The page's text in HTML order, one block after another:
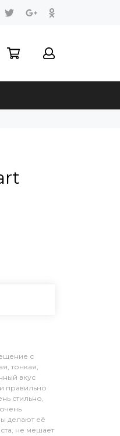
с
тонкая,
вкус
правильно
стильно,
делают её
не мешает